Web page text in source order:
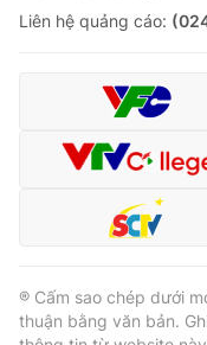
Liên hệ quảng cáo:
® Cấm sao chép dưới
thuận bằng văn bản.